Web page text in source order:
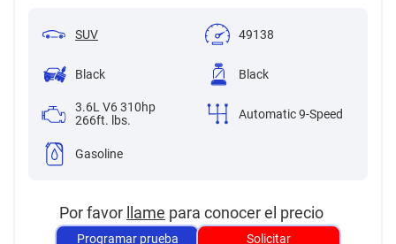
SUV 49138
Black Black
3.6L V6 310hp
266ft. lbs.
Automatic 9-Speed
Gasoline
Por favor llame para conocer el precio
Programar prueba Solicitar